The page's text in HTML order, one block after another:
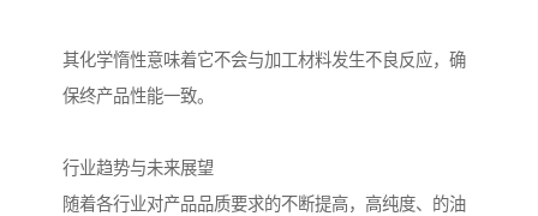
其化学惰性意味着它不会与加工材料发生不良反应，确
保终产品性能一致。
行业趋势与未来展望
随着各行业对产品品质要求的不断提高，高纯度、的油